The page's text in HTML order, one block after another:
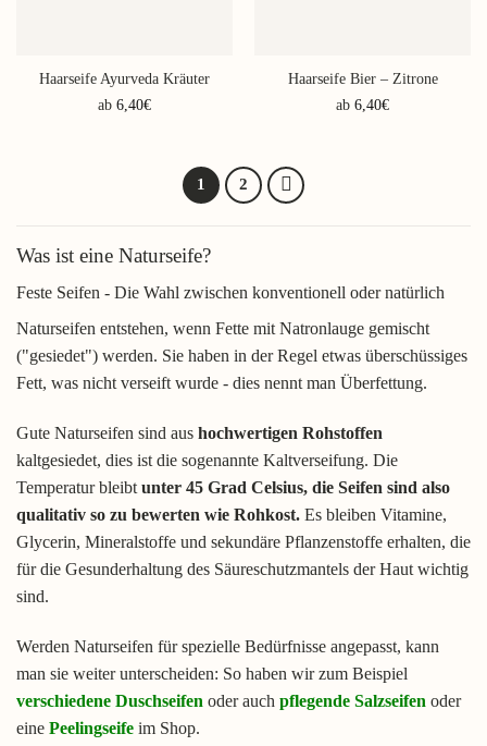
werden
Haarseife Ayurveda Kräuter
ab 6,40€
Die
Optionen
auf
der
Produktseite
werden
Haarseife Bier – Zitrone
ab 6,40€
Optionen
auf
der
Produktseite
werden
1 2
Was ist eine Naturseife?
Feste Seifen - Die Wahl zwischen konventionell oder natürlich
Naturseifen entstehen, wenn Fette mit Natronlauge gemischt
("gesiedet") werden. Sie haben in der Regel etwas überschüssiges
Fett, was nicht verseift wurde - dies nennt man Überfettung.
Gute Naturseifen sind aus hochwertigen Rohstoffen
kaltgesiedet, dies ist die sogenannte Kaltverseifung. Die
Temperatur bleibt unter 45 Grad Celsius, die Seifen sind also
qualitativ so zu bewerten wie Rohkost. Es bleiben Vitamine,
Glycerin, Mineralstoffe und sekundäre Pflanzenstoffe erhalten, die
für die Gesunderhaltung des Säureschutzmantels der Haut wichtig
sind.
Werden Naturseifen für spezielle Bedürfnisse angepasst, kann
man sie weiter unterscheiden: So haben wir zum Beispiel
verschiedene Duschseifen oder auch pflegende Salzseifen oder
eine Peelingseife im Shop.